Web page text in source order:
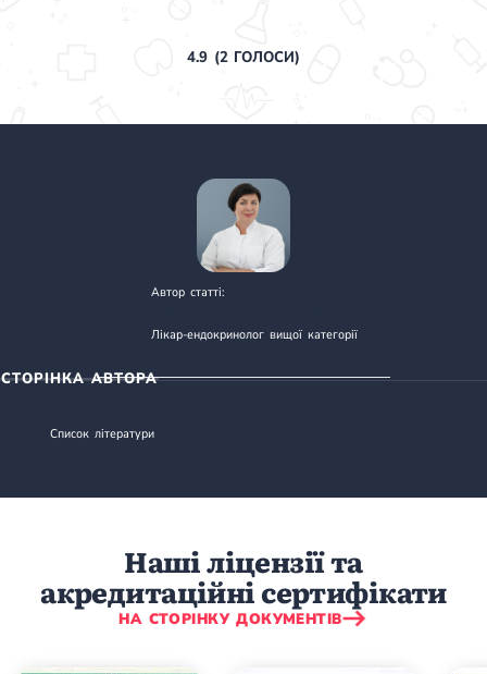
4.9(2ГОЛОСИ)
Автор статті:
Лікар-ендокринолог вищої категорії
СТОРІНКА АВТОРА
Список літератури
Наші ліцензії та
акредитаційні сертифікати
НА СТОРІНКУ ДОКУМЕНТІВ